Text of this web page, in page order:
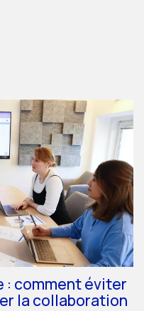
: comment éviter
la collaboration